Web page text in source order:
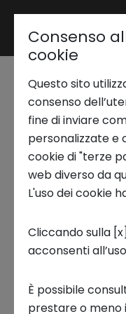
Trend Analysis
Applied Research
Startup
Business
Ecosystem enabling
cervello
1 DICEMBRE 2025
Consenso
cookie
Questo sito
consenso
fine di inviare
personalizzate e
cookie di "terze
web diverso da
L'uso dei cookie
Cliccando sulla
acconsenti
È possibile
prestare o meno